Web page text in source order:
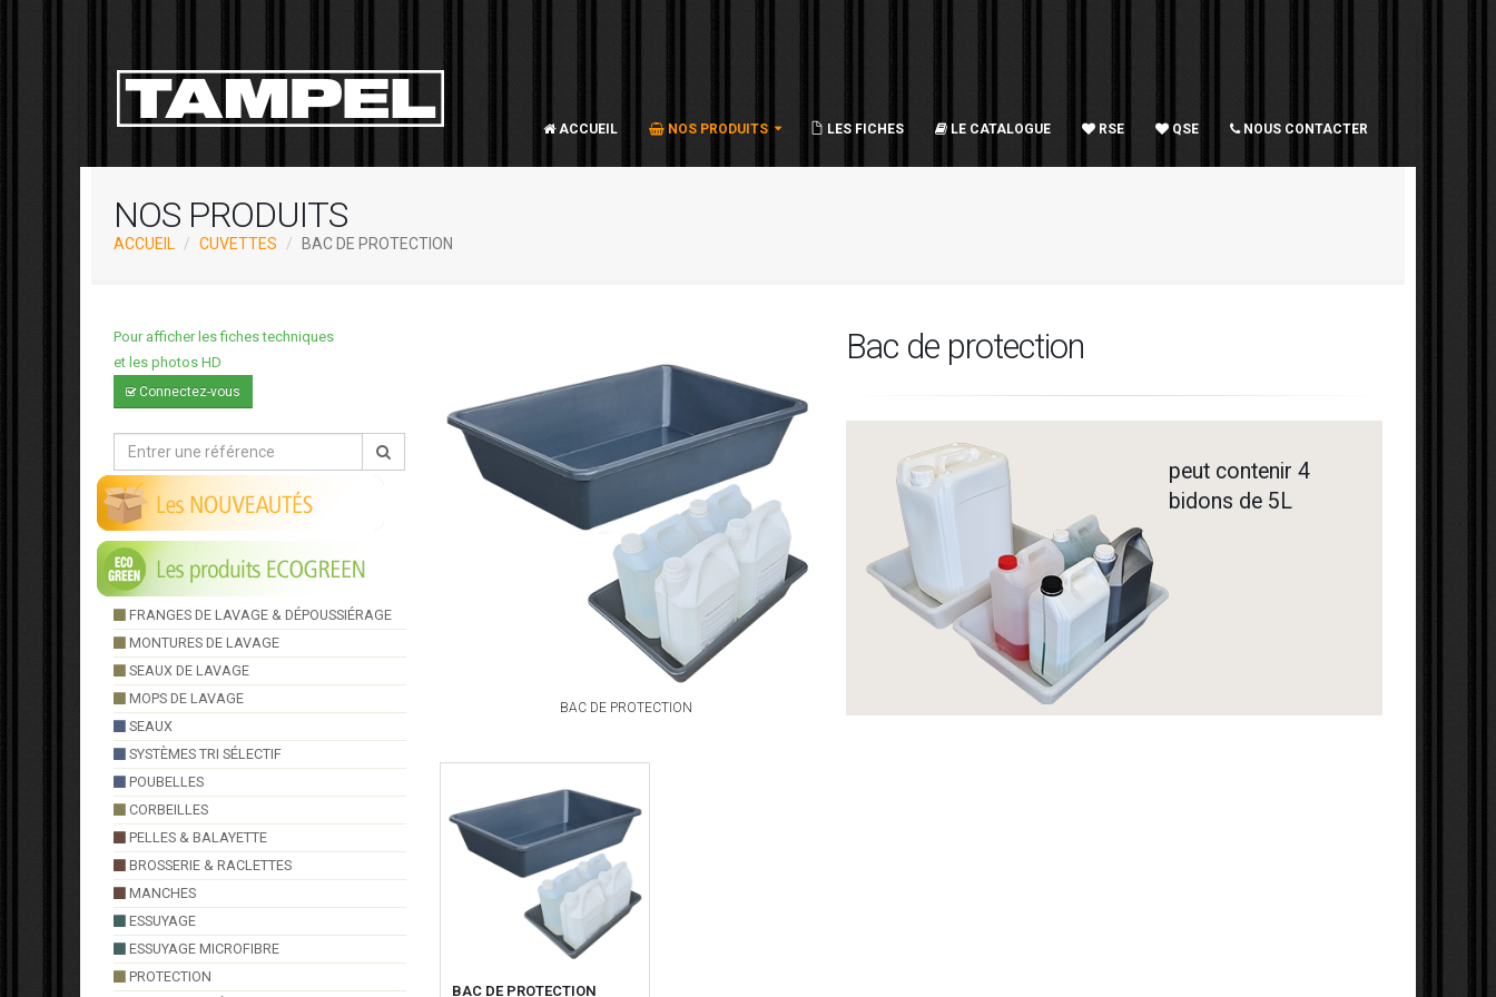
ACCUEIL NOS PRODUITS LES FICHES LE CATALOGUE RSE QSE NOUS CONTACTER
NOS PRODUITS
ACCUEIL CUVETTES BAC DE PROTECTION
Pour afficher les fiches techniques
et les photos HD
Connectez-vous
FRANGES DE LAVAGE & DÉPOUSSIÉRAGE
MONTURES DE LAVAGE
SEAUX DE LAVAGE
MOPS DE LAVAGE
SEAUX
SYSTÈMES TRI SÉLECTIF
POUBELLES
CORBEILLES
PELLES & BALAYETTE
BROSSERIE & RACLETTES
MANCHES
ESSUYAGE
ESSUYAGE MICROFIBRE
PROTECTION
BAC DE PROTECTION
Bac de protection
peut contenir 4
bidons de 5L
BAC DE PROTECTION